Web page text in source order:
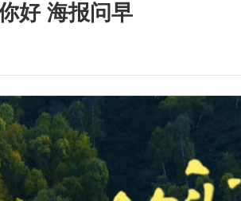
好 海报问早